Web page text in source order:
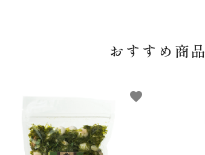
おすすめ商品
favorite